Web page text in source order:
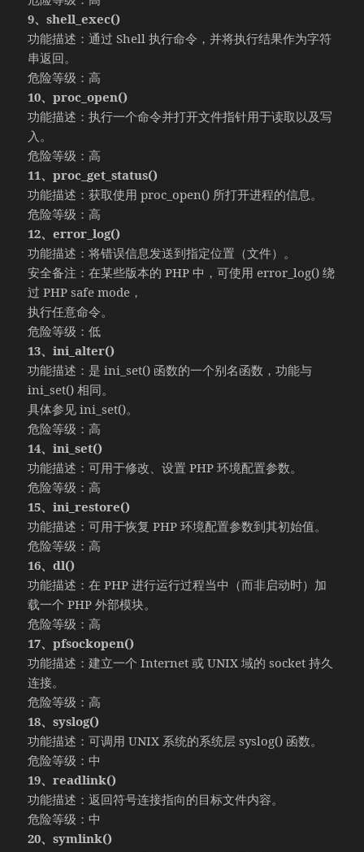
9、shell_exec()
功能描述：通过 Shell 执行命令，并将执行结果作为字符
串返回。
危险等级：高
10、proc_open()
功能描述：执行一个命令并打开文件指针用于读取以及写
入。
危险等级：高
11、proc_get_status()
功能描述：获取使用 proc_open() 所打开进程的信息。
危险等级：高
12、error_log()
功能描述：将错误信息发送到指定位置（文件）。
安全备注：在某些版本的 PHP 中，可使用 error_log() 绕
过 PHP safe mode，
执行任意命令。
危险等级：低
13、ini_alter()
功能描述：是 ini_set() 函数的一个别名函数，功能与
ini_set() 相同。
具体参见 ini_set()。
危险等级：高
14、ini_set()
功能描述：可用于修改、设置 PHP 环境配置参数。
危险等级：高
15、ini_restore()
功能描述：可用于恢复 PHP 环境配置参数到其初始值。
危险等级：高
16、dl()
功能描述：在 PHP 进行运行过程当中（而非启动时）加
载一个 PHP 外部模块。
危险等级：高
17、pfsockopen()
功能描述：建立一个 Internet 或 UNIX 域的 socket 持久
连接。
危险等级：高
18、syslog()
功能描述：可调用 UNIX 系统的系统层 syslog() 函数。
危险等级：中
19、readlink()
功能描述：返回符号连接指向的目标文件内容。
危险等级：中
20、symlink()